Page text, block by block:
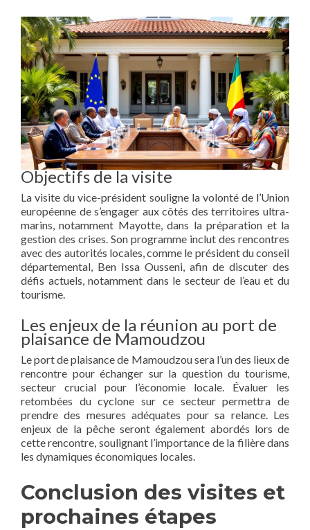
Objectifs de la visite
La visite du vice-président souligne la volonté de l’Union
européenne de s’engager aux côtés des territoires ultra-
marins, notamment Mayotte, dans la préparation et la
gestion des crises. Son programme inclut des rencontres
avec des autorités locales, comme le président du conseil
départemental, Ben Issa Ousseni, afin de discuter des
défis actuels, notamment dans le secteur de l’eau et du
tourisme.
Les enjeux de la réunion au port de
plaisance de Mamoudzou
Le port de plaisance de Mamoudzou sera l’un des lieux de
rencontre pour échanger sur la question du tourisme,
secteur crucial pour l’économie locale. Évaluer les
retombées du cyclone sur ce secteur permettra de
prendre des mesures adéquates pour sa relance. Les
enjeux de la pêche seront également abordés lors de
cette rencontre, soulignant l’importance de la filière dans
les dynamiques économiques locales.
Conclusion des visites et
prochaines étapes